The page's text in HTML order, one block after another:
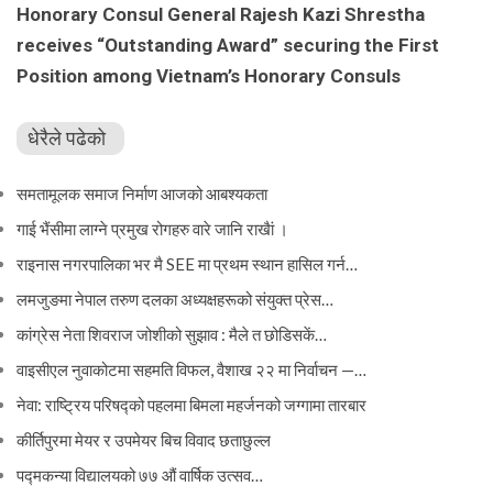
Honorary Consul General Rajesh Kazi Shrestha
receives “Outstanding Award” securing the First
Position among Vietnam’s Honorary Consuls
धेरैले पढेको
समतामूलक समाज निर्माण आजको आबश्यकता
गाई भैंसीमा लाग्ने प्रमुख रोगहरु वारे जानि राखैां ।
राइनास नगरपालिका भर मै SEE मा प्रथम स्थान हासिल गर्न…
लमजुङमा नेपाल तरुण दलका अध्यक्षहरूको संयुक्त प्रेस…
कांग्रेस नेता शिवराज जोशीको सुझाव : मैले त छोडिसकें…
वाइसीएल नुवाकोटमा सहमति विफल, वैशाख २२ मा निर्वाचन —…
नेवा: राष्ट्रिय परिषद्को पहलमा बिमला महर्जनको जग्गामा तारबार
कीर्तिपुरमा मेयर र उपमेयर बिच विवाद छताछुल्ल
पद्मकन्या विद्यालयको ७७ औं ‌‌वार्षिक ‌उत्सव…